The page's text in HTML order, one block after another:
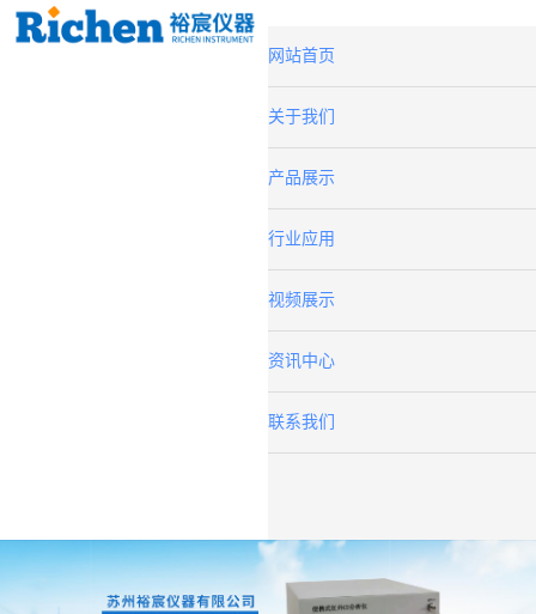
网站首页
关于我们
产品展示
行业应用
视频展示
资讯中心
联系我们